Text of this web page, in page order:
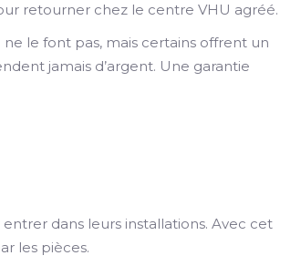
retourner chez le centre VHU agréé.
le font pas, mais certains offrent un
jamais d’argent. Une garantie
dans leurs installations. Avec cet
les pièces.